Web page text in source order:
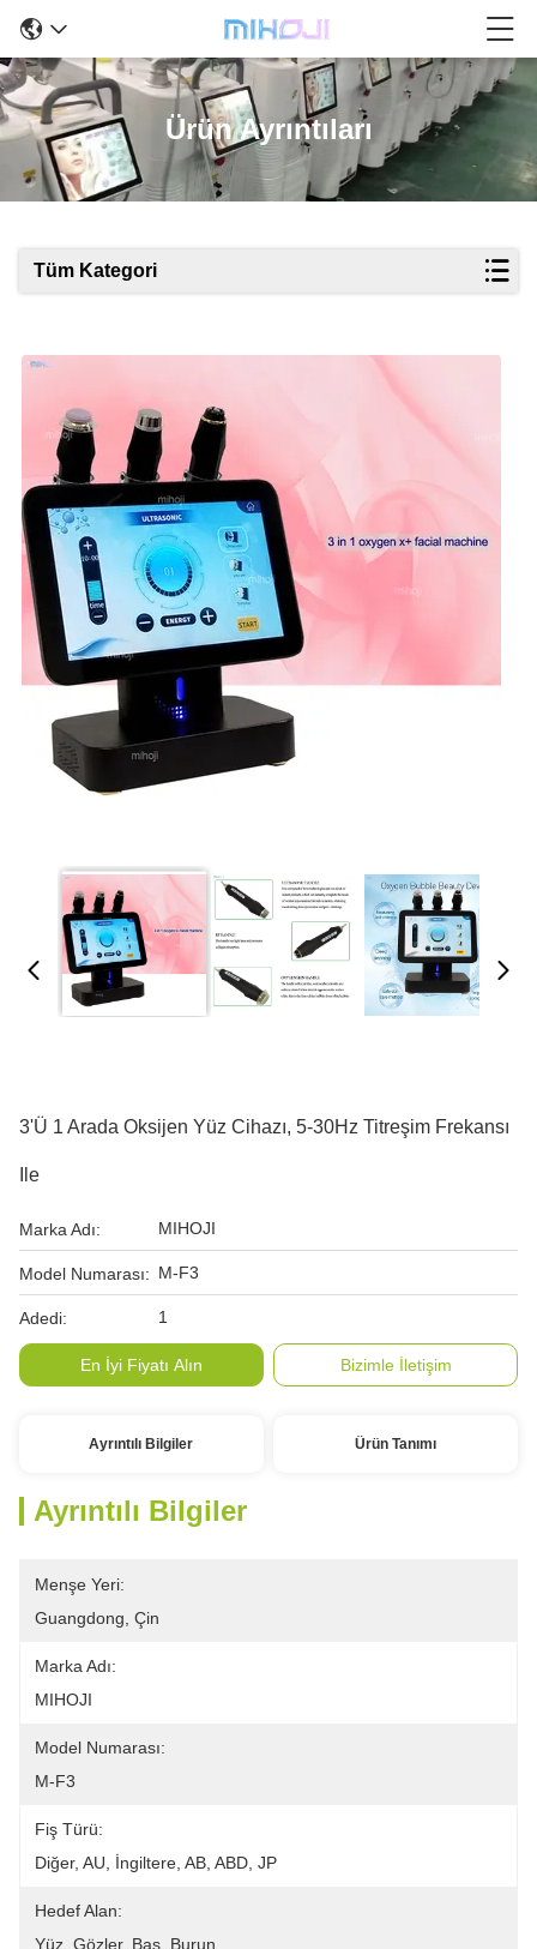
Ürün Ayrıntıları
Tüm Kategori
3'ü 1 Arada Oksijen Yüz Cihazı, 5-30Hz Titreşim Frekansı
Ile
Marka Adı: MIHOJI
Model Numarası: M-F3
Adedi: 1
En İyi Fiyatı Alın Bizimle İletişim
Ayrıntılı Bilgiler Ürün Tanımı
Ayrıntılı Bilgiler
Menşe Yeri:
Guangdong, Çin
Marka Adı:
MIHOJI
Model Numarası:
M-F3
Fiş Türü:
Diğer, AU, İngiltere, AB, ABD, JP
Hedef Alan:
Yüz, Gözler, Baş, Burun